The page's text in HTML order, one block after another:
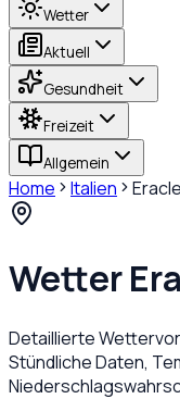
Wetter
Aktuell
Gesundheit
Freizeit
Allgemein
Home Italien
Wetter
Detaillierte
Stündliche Daten,